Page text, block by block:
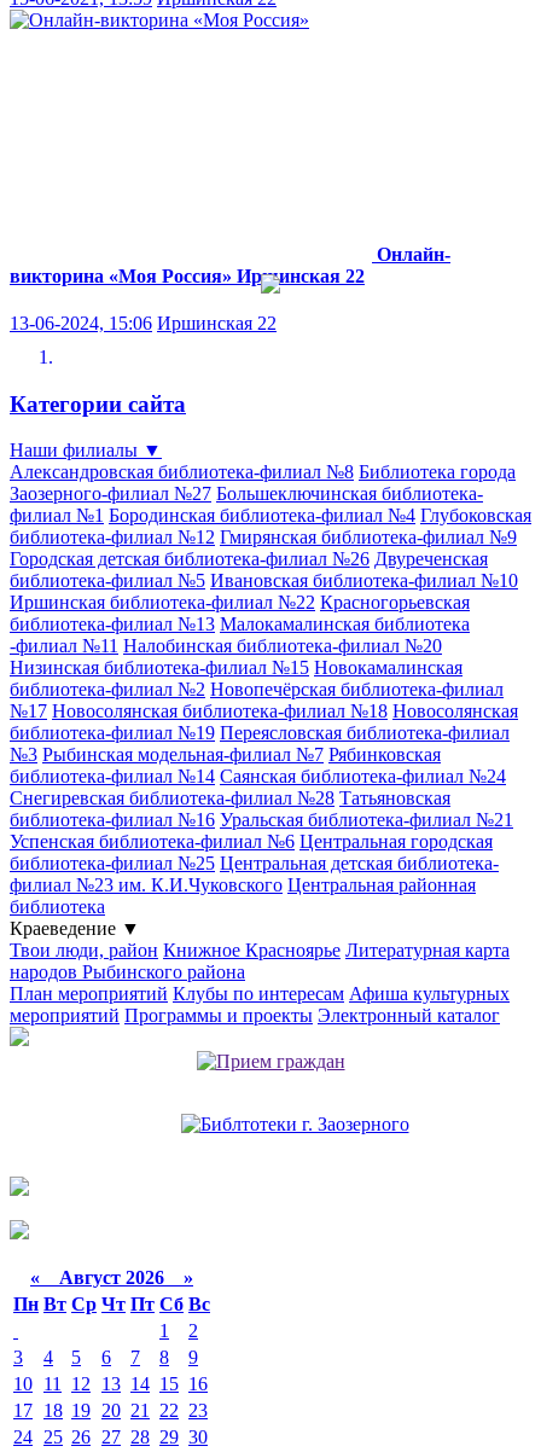
Онлайн-
викторина «Моя Россия» Иршинская 22
13-06-2024, 15:06 Иршинская 22
Категории сайта
Наши филиалы ▼
Александровская библиотека-филиал №8 Библиотека города
Заозерного-филиал №27 Большеключинская библиотека-
филиал №1 Бородинская библиотека-филиал №4 Глубоковская
библиотека-филиал №12 Гмирянская библиотека-филиал №9
Городская детская библиотека-филиал №26 Двуреченская
библиотека-филиал №5 Ивановская библиотека-филиал №10
Иршинская библиотека-филиал №22 Красногорьевская
библиотека-филиал №13 Малокамалинская библиотека
-филиал №11 Налобинская библиотека-филиал №20
Низинская библиотека-филиал №15 Новокамалинская
библиотека-филиал №2 Новопечёрская библиотека-филиал
№17 Новосолянская библиотека-филиал №18 Новосолянская
библиотека-филиал №19 Переясловская библиотека-филиал
№3 Рыбинская модельная-филиал №7 Рябинковская
библиотека-филиал №14 Саянская библиотека-филиал №24
Снегиревская библиотека-филиал №28 Татьяновская
библиотека-филиал №16 Уральская библиотека-филиал №21
Успенская библиотека-филиал №6 Центральная городская
библиотека-филиал №25 Центральная детская библиотека-
филиал №23 им. К.И.Чуковского Центральная районная
библиотека
Краеведение ▼
Твои люди, район Книжное Красноярье Литературная карта
народов Рыбинского района
План мероприятий Клубы по интересам Афиша культурных
мероприятий Программы и проекты Электронный каталог
« Август 2026 »
Пн Вт Ср Чт Пт Сб Вс
1
2
3
4 5 6 7 8
9
10 11 12 13 14 15 16
17 18 19 20 21 22 23
24 25 26 27 28 29 30